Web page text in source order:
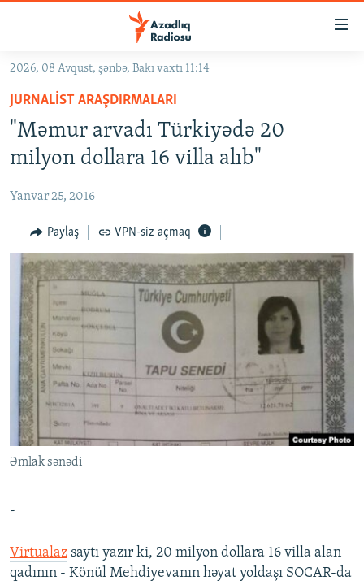
Əsas
qayıt
Əsas
naviqasiyaya
qayıt
GÜNDƏM
#İZAHLA
KORRUPSIOMETR
#ƏSLINDƏ
FƏRQƏ BAX
QANUNI DOĞRU
ARAŞDIRMA
MULTIMEDIA
VIDEO
FOTOQALEREYA
İNFOQRAFIKA
KARIKATURA
RADIO ARXIV
OXU ZALI
AZƏRBAYCAN ƏDƏBIYYATI KITABXANASI
İSLAM VƏ DEMOKRATIYA
İZ - MƏDƏNIYYƏT PROQRAMI
HAQQIMIZDA
MISSIYAMIZ
PEŞƏ ETIKASI VƏ JURNALISTIKA STANDARTLARIMIZ
MATERIALLARIMIZDAN ISTIFADƏ
AZADLIQRADIOSU MOBIL TELEFONUNUZDA
BIZI IZLƏ
RFE/RL-in bütün saytları
2026, 08 Avqust, şənbə, Bakı vaxtı 11:14
JURNALIST ARAŞDIRMALARI
"Məmur arvadı Türkiyədə 20
milyon dollara 16 villa alıb"
Yanvar 25, 2016
Paylaş VPN-siz açmaq
Əmlak sənədi
-
Virtualaz saytı yazır ki, 20 milyon dollara 16 villa alan
qadının - Könül Mehdiyevanın həyat yoldaşı SOCAR-da